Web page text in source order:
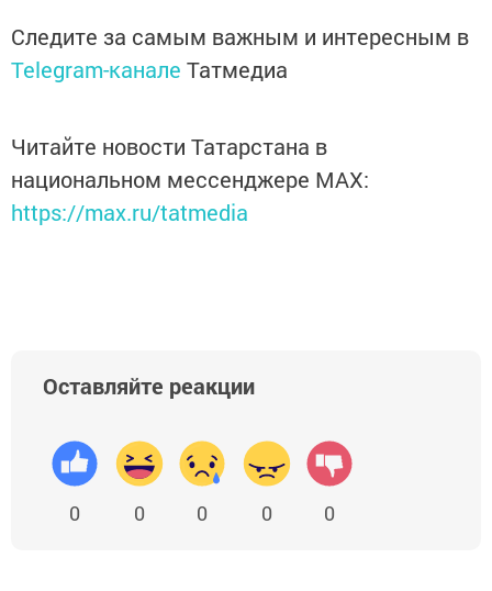
Следите за самым важным и интересным в
Telegram-канале Татмедиа
Читайте новости Татарстана в
национальном мессенджере MАХ:
https://max.ru/tatmedia
Оставляйте реакции
0 0 0 0 0